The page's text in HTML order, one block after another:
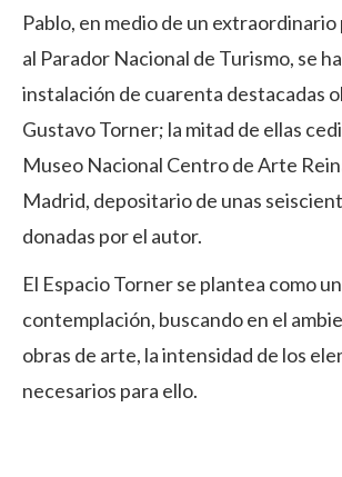
Pablo, en medio de un
al Parador Nacional de Turismo, se
instalación de cuarenta destacadas
Gustavo Torner; la mitad de ellas
Museo Nacional Centro de Arte
Madrid, depositario de unas
donadas por el autor.
El Espacio Torner se plantea como
contemplación, buscando en el
obras de arte, la intensidad de los
necesarios para ello.